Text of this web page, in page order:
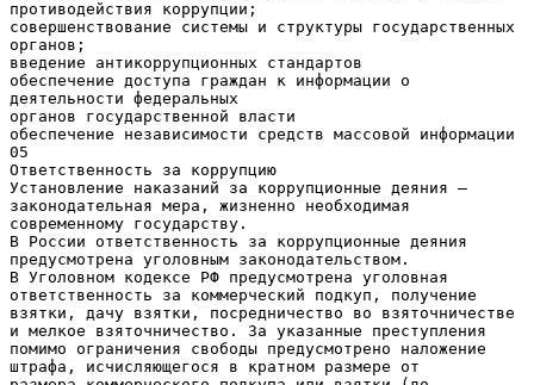
противодействия коррупции;
совершенствование системы и структуры государственных
органов;
введение антикоррупционных стандартов
обеспечение доступа граждан к информации о
деятельности федеральных
органов государственной власти
обеспечение независимости средств массовой информации
05
Ответственность за коррупцию
Установление наказаний за коррупционные деяния —
законодательная мера, жизненно необходимая
современному государству.
В России ответственность за коррупционные деяния
предусмотрена уголовным законодательством.
В Уголовном кодексе РФ предусмотрена уголовная
ответственность за коммерческий подкуп, получение
взятки, дачу взятки, посредничество во взяточничестве
и мелкое взяточничество. За указанные преступления
помимо ограничения свободы предусмотрено наложение
штрафа, исчисляющегося в кратном размере от